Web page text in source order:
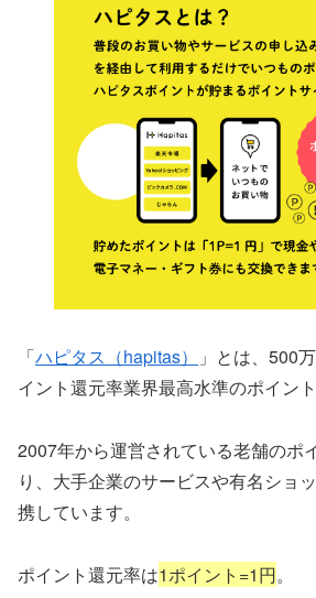
「ハピタス（hapitas）
」とは、500
イント還元率業界最高水準のポイント
2007年から運営されている老舗のポ
り、大手企業のサービスや有名ショ
携しています。
ポイント還元率は1ポイント=1円。